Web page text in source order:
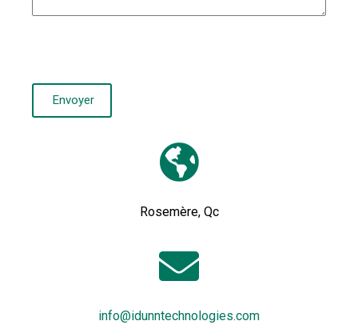
Rosemère, Qc
info@idunntechnologies.com